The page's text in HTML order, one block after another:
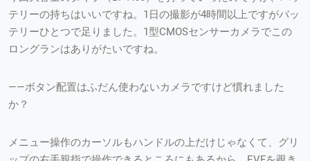
テリーの持ちはいいですね。1日の撮影が4時間以上ですがバッ
テリーひとつで足りました。1型CMOSセンサーカメラでこの
ロングランはありがたいですね。
——ボタン配置はふだん使わないカメラですけど慣れました
か？
メニュー操作のカーソルもハンドルの上だけじゃなくて、グリ